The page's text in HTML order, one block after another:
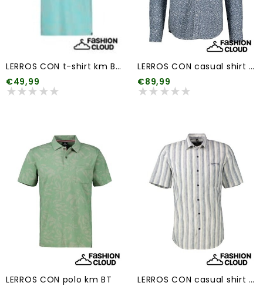
LERROS CON t-shirt km BT 1
€49,99
LERROS CON casual shirt km BT1
€89,99
LERROS CON polo km BT
LERROS CON casual shirt km BT